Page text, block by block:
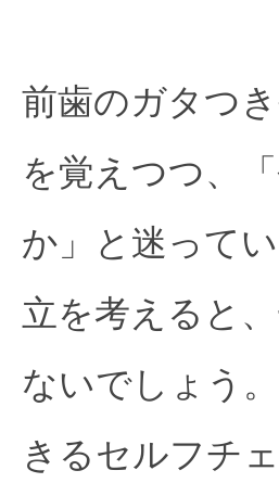
前歯のガタつ
を覚えつつ、
か」と迷って
立を考えると
ないでしょう
きるセルフチ